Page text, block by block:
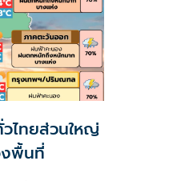
ไทยส่วนใหญ่
พื้นที่